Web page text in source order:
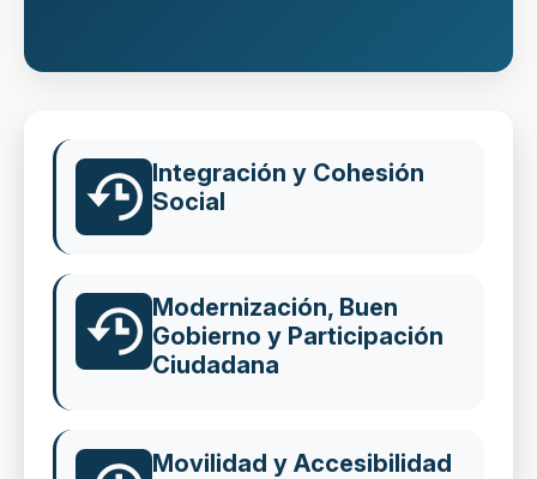
Integración y Cohesión
Social
Modernización, Buen
Gobierno y Participación
Ciudadana
Movilidad y Accesibilidad